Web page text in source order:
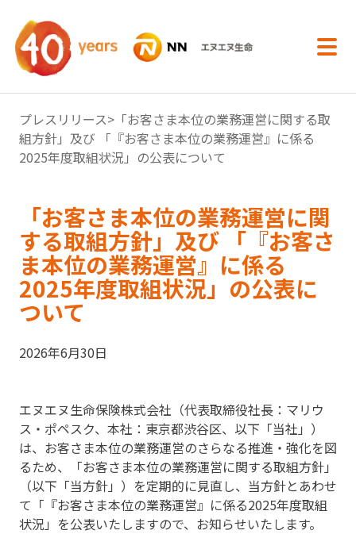
プレスリリース>「お客さま本位の業務運営に関する取
組方針」及び 「『お客さま本位の業務運営』に係る
2025年度取組状況」の公表について
「お客さま本位の業務運営に関
する取組方針」及び 「『お客さ
ま本位の業務運営』に係る
2025年度取組状況」の公表に
ついて
2026年6月30日
エヌエヌ生命保険株式会社（代表取締役社長：マリウ
ス・ポペスク、本社：東京都渋谷区、以下「当社」）
は、お客さま本位の業務運営のさらなる推進・強化を図
るため、「お客さま本位の業務運営に関する取組方針」
（以下「当方針」）を定期的に見直し、当方針とあわせ
て「『お客さま本位の業務運営』に係る2025年度取組
状況」を公表いたしますので、お知らせいたします。